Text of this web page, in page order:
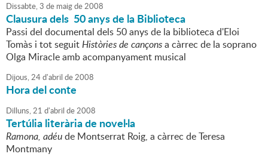
Dissabte,3 de maigde2008
Clausura dels 50 anys de la Biblioteca
Passi del documental dels 50 anys de la biblioteca d'Eloi
Tomàs i tot seguitHistòries de cançonsa càrrec de la soprano
Olga Miracle amb acompanyament musical
Dijous,24d'abril de2008
Hora del conte
Dilluns,21 d'abril de2008
Tertúlia literària de novel·la
Ramona, adéude Montserrat Roig, a càrrec de Teresa
Montmany